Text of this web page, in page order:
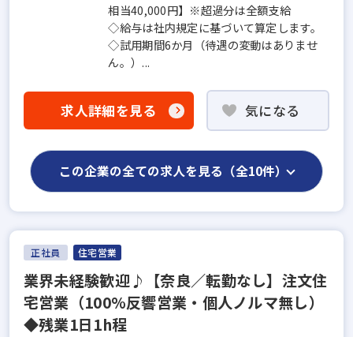
相当40,000円】※超過分は全額支給
◇給与は社内規定に基づいて算定します。
◇試用期間6か月（待遇の変動はありませ
ん。）...
求人詳細を見る 気になる
この企業の全ての求人を見る（全10件）
正社員 住宅営業
業界未経験歓迎♪【奈良／転勤なし】注文住
宅営業（100%反響営業・個人ノルマ無し）
◆残業1日1h程